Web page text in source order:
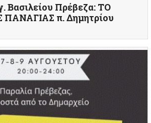
Βασιλείου Πρέβεζα: ΤΟ
π. Δημητρίου